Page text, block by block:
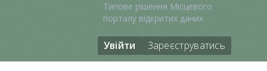
Типове рішення Місцевого
порталу відкритих даних
Увійти Зареєструватись